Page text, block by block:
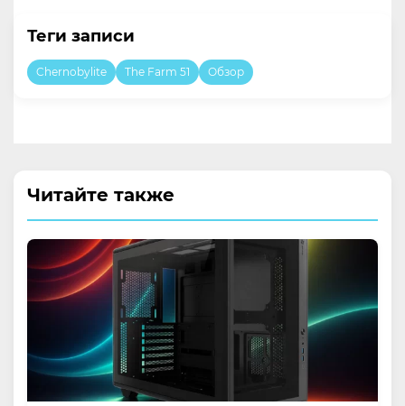
Теги записи
Chernobylite The Farm 51 Обзор
Читайте также